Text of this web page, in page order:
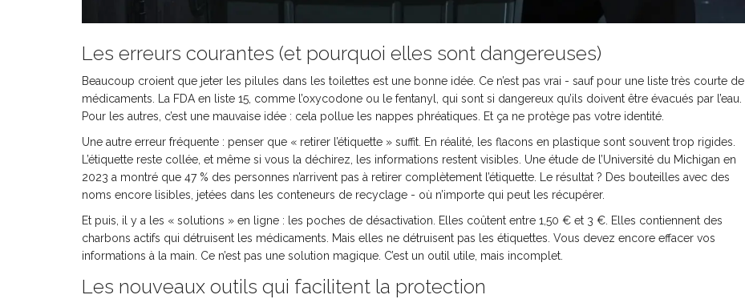
Les erreurs courantes (et pourquoi elles sont dangereuses)
Beaucoup croient que jeter les pilules dans les toilettes est une bonne idée. Ce n’est pas vrai - sauf pour une liste très courte de
médicaments. La FDA en liste 15, comme l’oxycodone ou le fentanyl, qui sont si dangereux qu’ils doivent être évacués par l’eau.
Pour les autres, c’est une mauvaise idée : cela pollue les nappes phréatiques. Et ça ne protège pas votre identité.
Une autre erreur fréquente : penser que « retirer l’étiquette » suffit. En réalité, les flacons en plastique sont souvent trop rigides.
L’étiquette reste collée, et même si vous la déchirez, les informations restent visibles. Une étude de l’Université du Michigan en
2023 a montré que 47 % des personnes n’arrivent pas à retirer complètement l’étiquette. Le résultat ? Des bouteilles avec des
noms encore lisibles, jetées dans les conteneurs de recyclage - où n’importe qui peut les récupérer.
Et puis, il y a les « solutions » en ligne : les poches de désactivation. Elles coûtent entre 1,50 € et 3 €. Elles contiennent des
charbons actifs qui détruisent les médicaments. Mais elles ne détruisent pas les étiquettes. Vous devez encore effacer vos
informations à la main. Ce n’est pas une solution magique. C’est un outil utile, mais incomplet.
Les nouveaux outils qui facilitent la protection